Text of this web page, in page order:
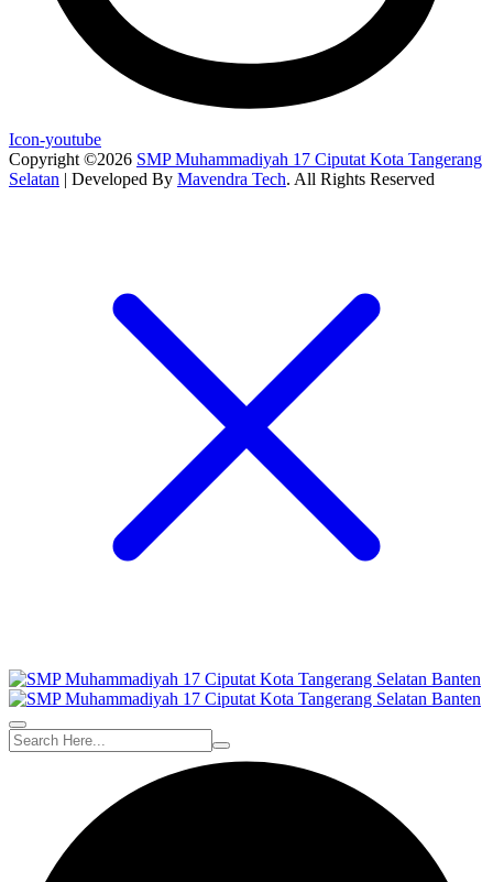
Icon-youtube
Copyright ©2026 SMP Muhammadiyah 17 Ciputat Kota Tangerang
Selatan | Developed By Mavendra Tech. All Rights Reserved